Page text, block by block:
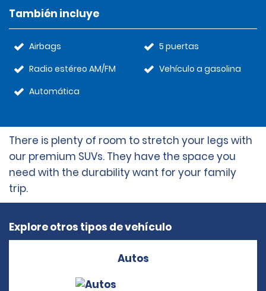
También incluye
Airbags
Radio estéreo AM/FM
Automática
5 puertas
Vehículo a gasolina
There is plenty of room to stretch your legs with
our premium SUVs. They have the space you
need with the durability want for your family
trip.
Explore otros tipos de vehículo
Autos